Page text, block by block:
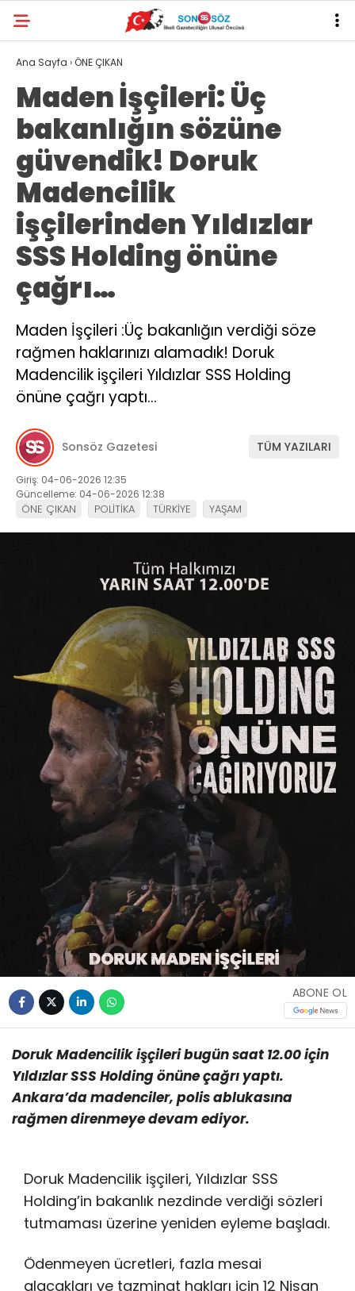
Ana Sayfa ›ÖNE ÇIKAN
Maden İşçileri: Üç
bakanlığın sözüne
güvendik! Doruk
Madencilik
işçilerinden Yıldızlar
SSS Holding önüne
çağrı…
Maden İşçileri :Üç bakanlığın verdiği söze
rağmen haklarınızı alamadık! Doruk
Madencilik işçileri Yıldızlar SSS Holding
önüne çağrı yaptı…
Sonsöz Gazetesi TÜM YAZILARI
Giriş: 04-06-2026 12:35
Güncelleme: 04-06-2026 12:38
ÖNE ÇIKAN POLİTİKA TÜRKİYE YAŞAM
ABONE OL
Doruk Madencilik işçileri bugün saat 12.00 için
Yıldızlar SSS Holding önüne çağrı yaptı.
Ankara’da madenciler, polis ablukasına
rağmen direnmeye devam ediyor.
Doruk Madencilik işçileri, Yıldızlar SSS
Holding’in bakanlık nezdinde verdiği sözleri
tutmaması üzerine yeniden eyleme başladı.
Ödenmeyen ücretleri, fazla mesai
alacakları ve tazminat hakları için 12 Nisan